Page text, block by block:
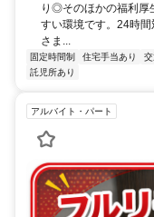
り◎そのほかの福利厚
すい環境です。24時
さま...
固定時間制 住宅手当あり
託児所あり
アルバイト・パート